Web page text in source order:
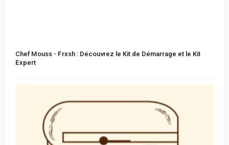
Chef Mouss - Frxsh : Découvrez le Kit de Démarrage et le Kit
Expert